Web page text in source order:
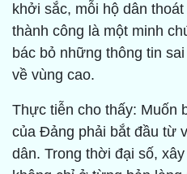
khởi sắc, mỗi hộ dân
thành công là một minh
bác bỏ những thông tin
về vùng cao.
Thực tiễn cho thấy: Muốn
của Đảng phải bắt đầu từ
dân. Trong thời đại số,